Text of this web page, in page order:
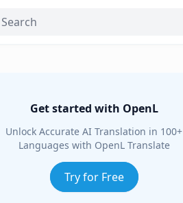
Get started with OpenL
Unlock Accurate AI Translation in 100+
Languages with OpenL Translate
Try for Free